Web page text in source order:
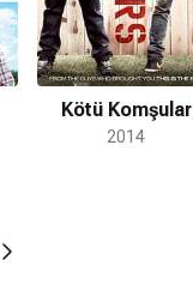
Kötü Komşular
2014